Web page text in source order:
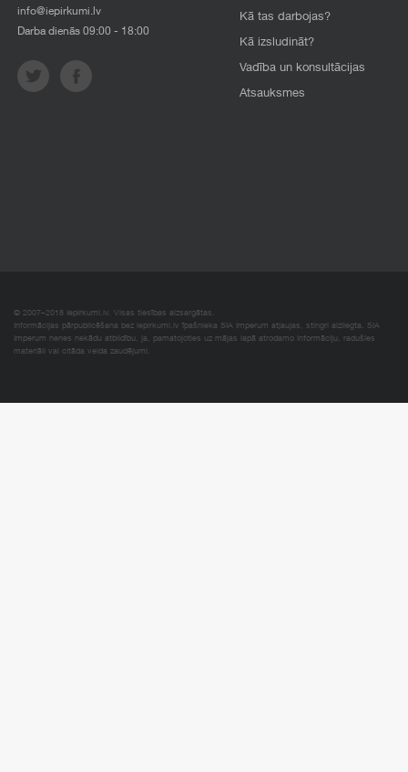
info@iepirkumi.lv
Darba dienās 09:00 - 18:00
Kā tas darbojas?
Kā izsludināt?
Vadība un konsultācijas
Atsauksmes
© 2007–2018 Iepirkumi.lv. Visas tiesības aizsargātas.
Informācijas pārpublicēšana bez iepirkumi.lv īpašnieka SIA Imperum atļaujas, stingri aizliegta. SIA
Imperum nenes nekādu atbildību, ja, pamatojoties uz mājas lapā atrodamo informāciju, radušies
materiāli vai citāda veida zaudējumi.